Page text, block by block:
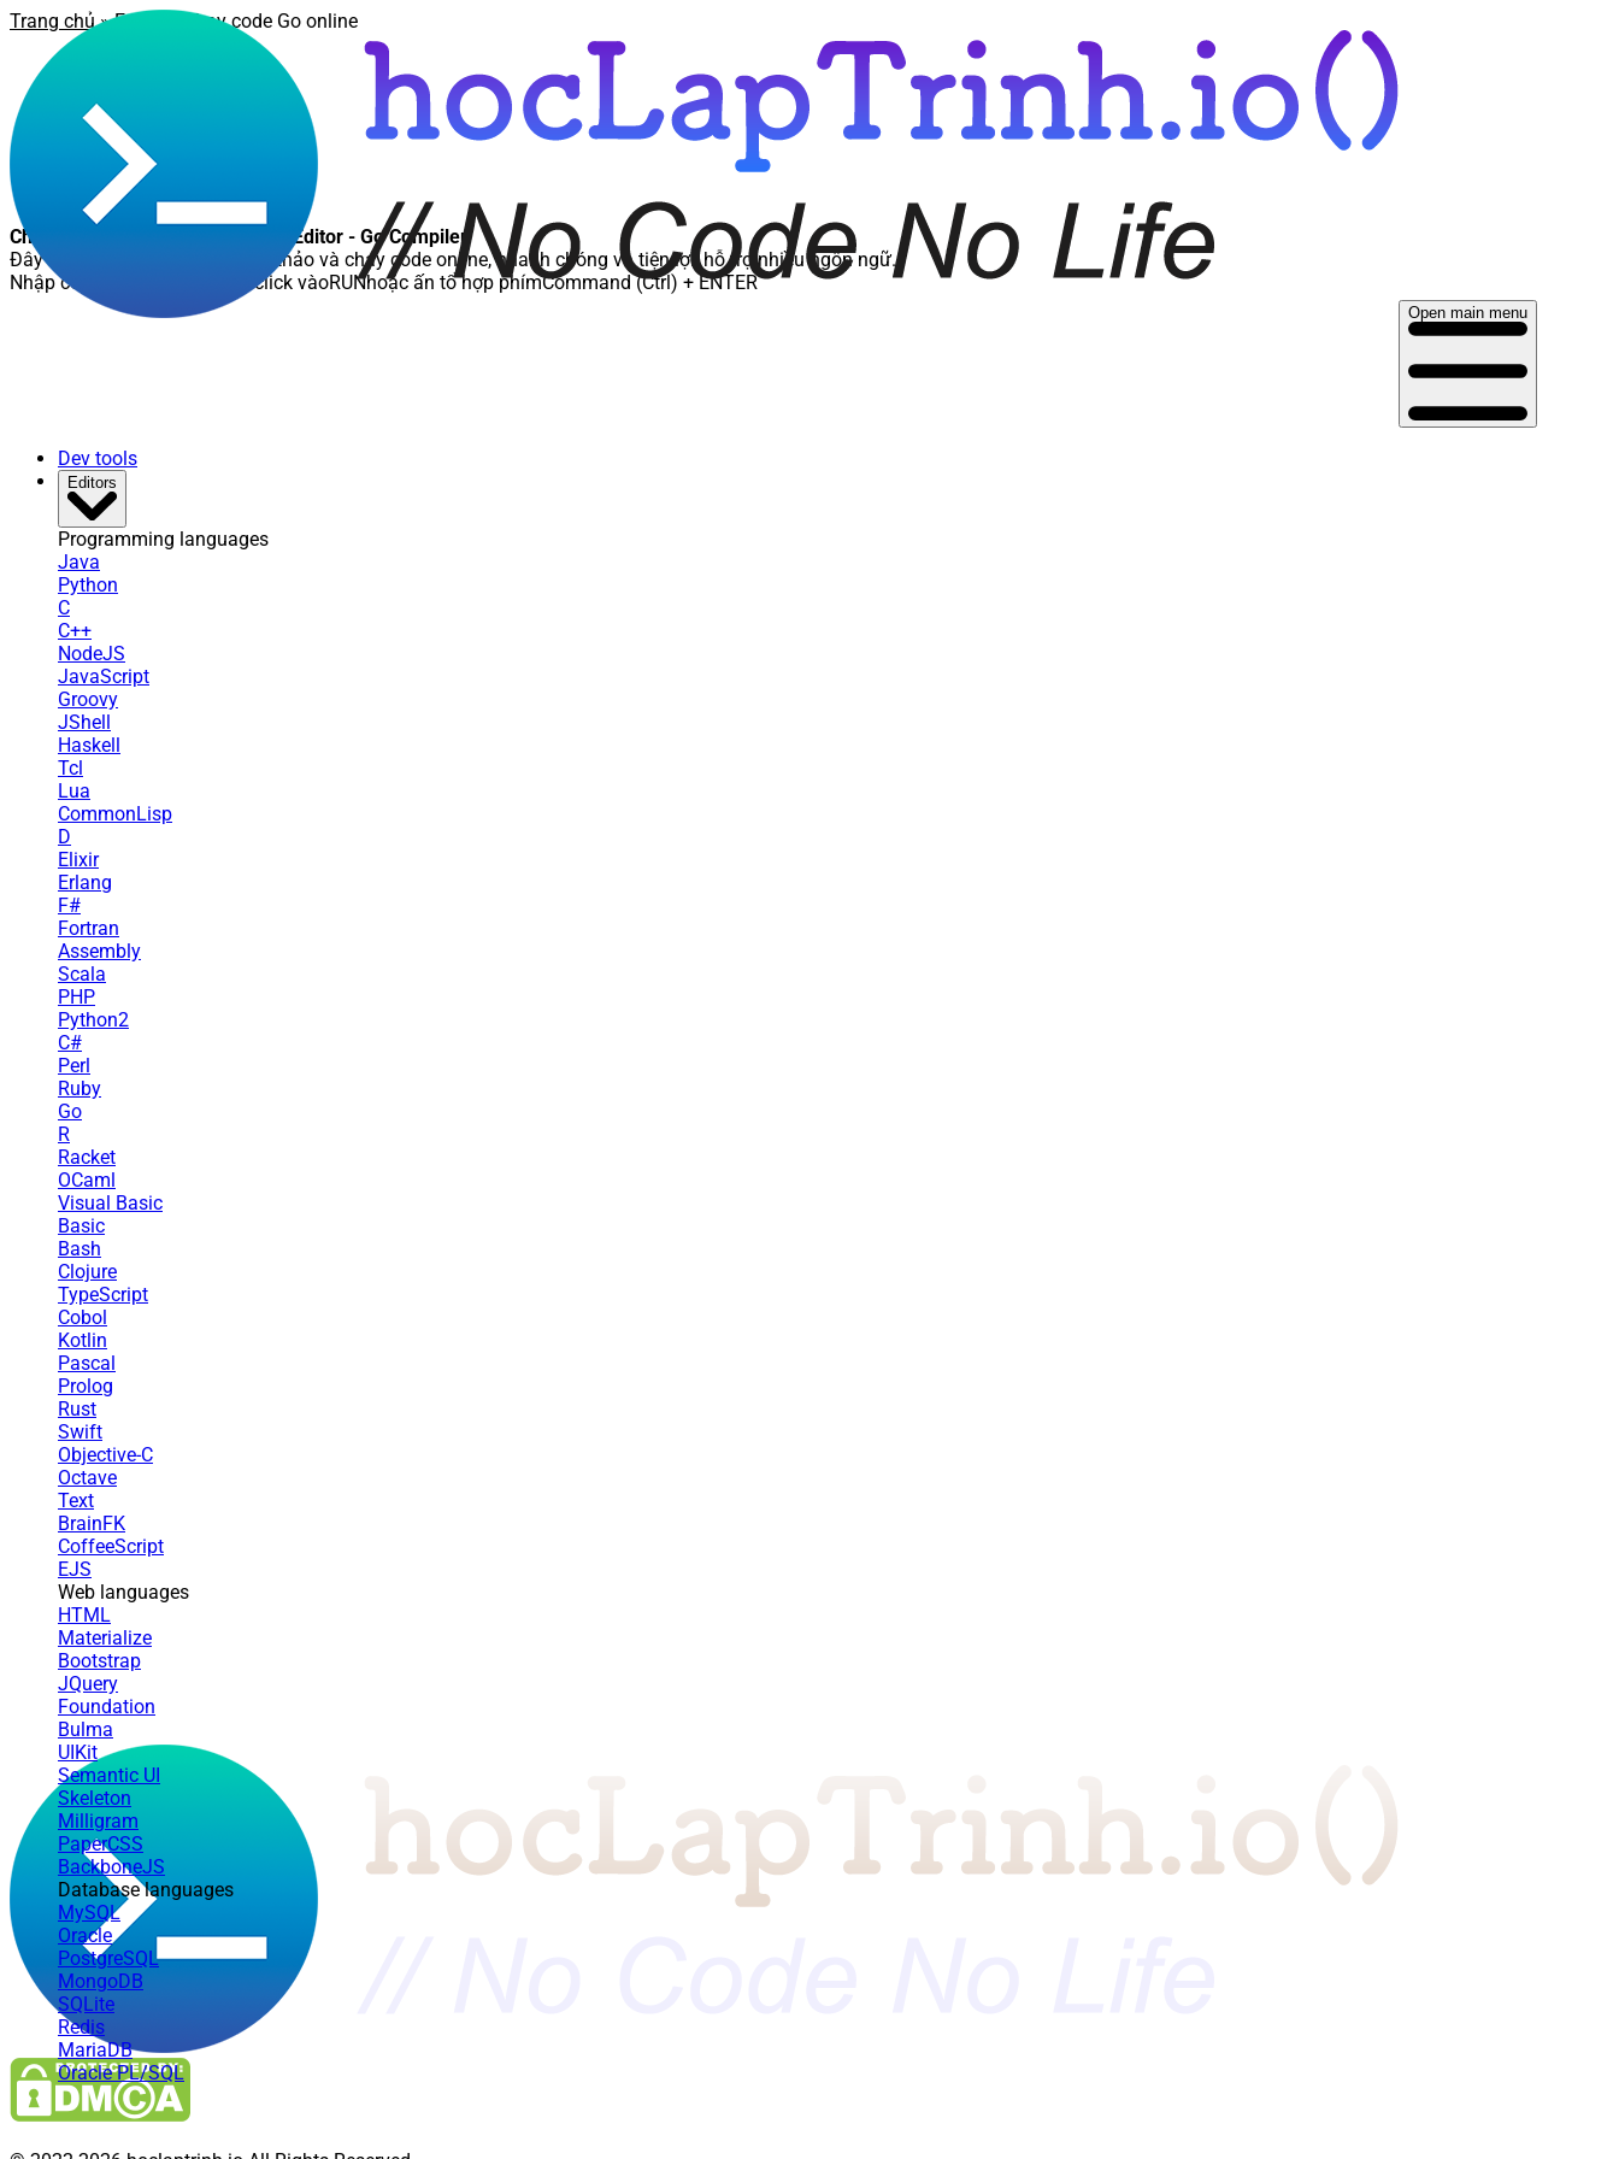
Open main menu
Dev tools
Editors
Programming languages
Java
Python
C
C++
NodeJS
JavaScript
Groovy
JShell
Haskell
Tcl
Lua
CommonLisp
D
Elixir
Erlang
F#
Fortran
Assembly
Scala
PHP
Python2
C#
Perl
Ruby
Go
R
Racket
OCaml
Visual Basic
Basic
Bash
Clojure
TypeScript
Cobol
Kotlin
Pascal
Prolog
Rust
Swift
Objective-C
Octave
Text
BrainFK
CoffeeScript
EJS
Web languages
HTML
Materialize
Bootstrap
JQuery
Foundation
Bulma
UIKit
Semantic UI
Skeleton
Milligram
PaperCSS
BackboneJS
Database languages
MySQL
Oracle
PostgreSQL
MongoDB
SQLite
Redis
MariaDB
Oracle PL/SQL
Trang chủ»Editor » Chạy code Go online
Chạy code Go online - Online Go Editor - Go Compiler
Đây là nơi các bạn có thể soạn thảo và chạy code online, nhanh chóng và tiện lợi, hỗ trợ nhiều ngôn ngữ.
Nhập code cần chạy, sau đó click vàoRUNhoặc ấn tổ hợp phímCommand (Ctrl) + ENTER